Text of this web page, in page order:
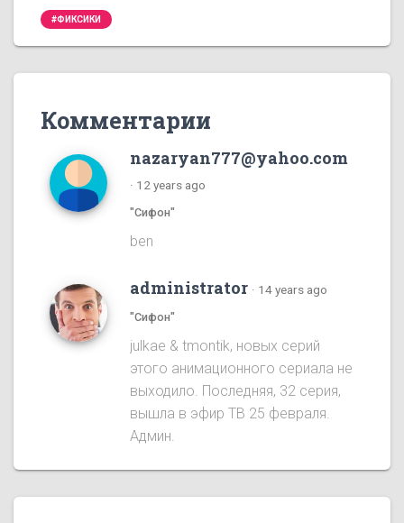
#ФИКСИКИ
Комментарии
nazaryan777@yahoo.com
· 12 years ago
"Сифон"
ben
administrator · 14 years ago
"Сифон"
julkae & tmontik, новых серий
этого анимационного сериала не
выходило. Последняя, 32 серия,
вышла в эфир ТВ 25 февраля.
Админ.